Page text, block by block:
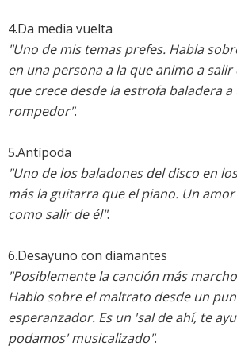
4.Da media vuelta
"Uno de mis temas prefes. Habla
en una persona a la que animo a
que crece desde la estrofa baladera
rompedor".
5.Antípoda
"Uno de los baladones del disco en
más la guitarra que el piano. Un
como salir de él".
6.Desayuno con diamantes
"Posiblemente la canción más
Hablo sobre el maltrato desde un
esperanzador. Es un 'sal de ahí, te
podamos' musicalizado".